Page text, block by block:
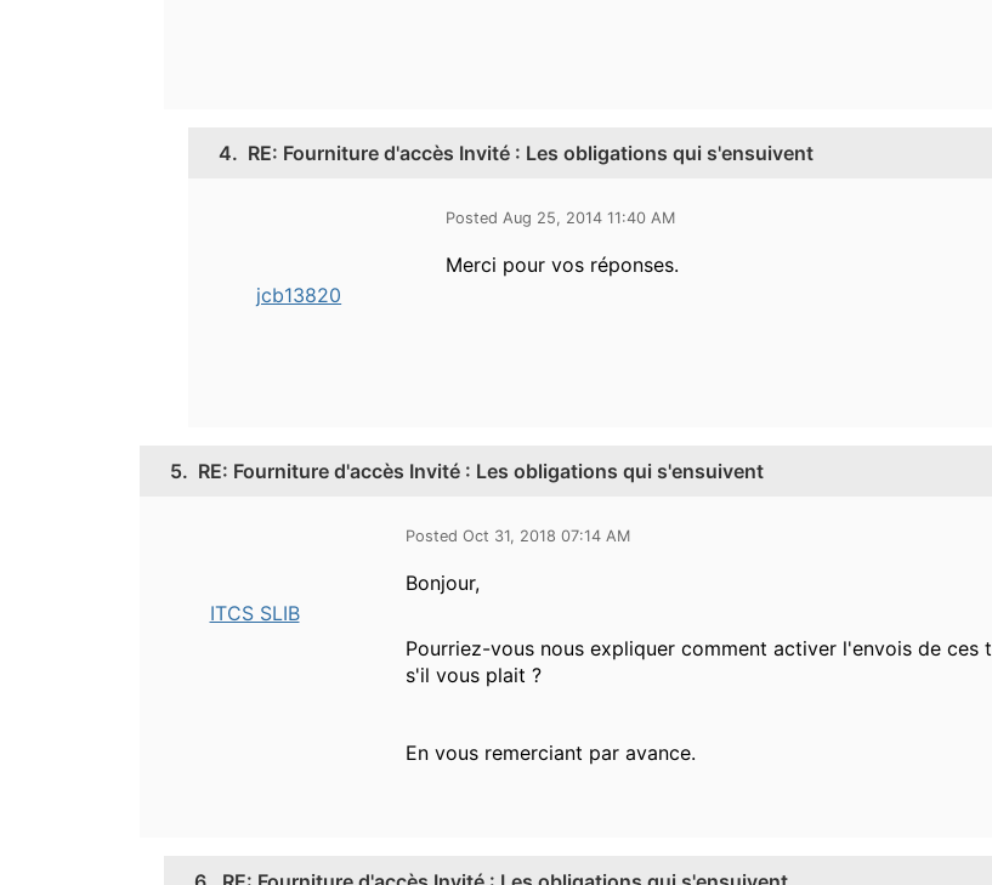
4. RE: Fourniture d'accès Invité : Les obligations qui s'ensuivent
jcb13820
Posted Aug 25, 2014 11:40 AM
Merci pour vos réponses.
5. RE: Fourniture d'accès Invité : Les obligations qui s'ensuivent
ITCS SLIB
Posted Oct 31, 2018 07:14 AM
Bonjour,
Pourriez-vous nous expliquer comment activer l'envois de
s'il vous plait ?
En vous remerciant par avance.